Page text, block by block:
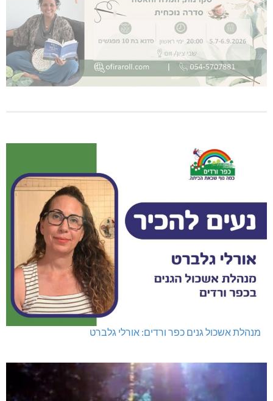
מנהלת אשכול גנים כפר ורדים: אורלי גלברט